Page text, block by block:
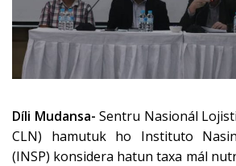
Díli Mudansa- Sentru Nasionál
CLN) hamutuk ho Instituto
(INSP) konsidera hatun taxa mál